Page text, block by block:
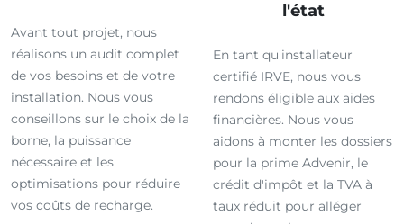
Avant tout projet, nous
réalisons un audit complet
de vos besoins et de votre
installation. Nous vous
conseillons sur le choix de la
borne, la puissance
nécessaire et les
optimisations pour réduire
vos coûts de recharge.
l'état
En tant qu'installateur
certifié IRVE, nous vous
rendons éligible aux aides
financières. Nous vous
aidons à monter les dossiers
pour la prime Advenir, le
crédit d'impôt et la TVA à
taux réduit pour alléger